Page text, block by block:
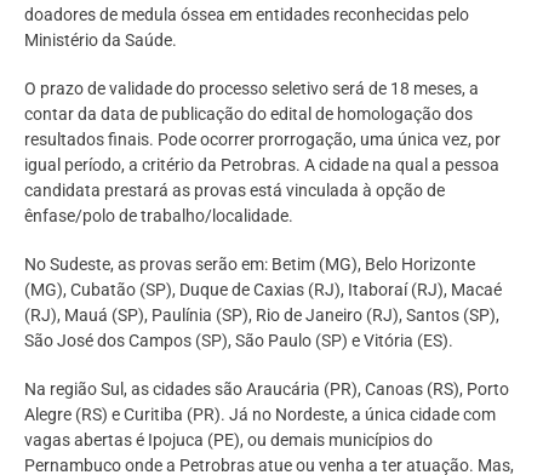
doadores de medula óssea em entidades reconhecidas pelo
Ministério da Saúde.
O prazo de validade do processo seletivo será de 18 meses, a
contar da data de publicação do edital de homologação dos
resultados finais. Pode ocorrer prorrogação, uma única vez, por
igual período, a critério da Petrobras. A cidade na qual a pessoa
candidata prestará as provas está vinculada à opção de
ênfase/polo de trabalho/localidade.
No Sudeste, as provas serão em: Betim (MG), Belo Horizonte
(MG), Cubatão (SP), Duque de Caxias (RJ), Itaboraí (RJ), Macaé
(RJ), Mauá (SP), Paulínia (SP), Rio de Janeiro (RJ), Santos (SP),
São José dos Campos (SP), São Paulo (SP) e Vitória (ES).
Na região Sul, as cidades são Araucária (PR), Canoas (RS), Porto
Alegre (RS) e Curitiba (PR). Já no Nordeste, a única cidade com
vagas abertas é Ipojuca (PE), ou demais municípios do
Pernambuco onde a Petrobras atue ou venha a ter atuação. Mas,